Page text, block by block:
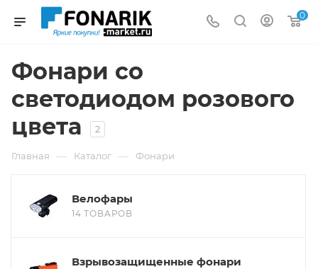
0
Фонари со
светодиодом розового
цвета
2
Главная — Каталог — Фонари
Велофары
14 ТОВАРОВ
Взрывозащищенные фонари